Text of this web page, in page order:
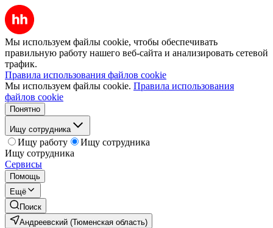
Мы используем файлы cookie, чтобы обеспечивать
правильную работу нашего веб-сайта и анализировать сетевой
трафик.
Правила использования файлов cookie
Мы используем файлы cookie. Правила использования
файлов cookie
Понятно
Ищу сотрудника
Ищу работу
Ищу сотрудника
Ищу сотрудника
Сервисы
Помощь
Ещё
Поиск
Андреевский (Тюменская область)